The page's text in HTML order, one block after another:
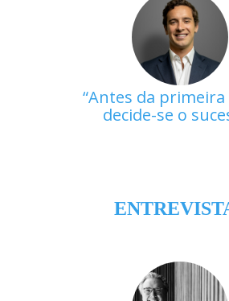
Antes da primeira
decide-se o